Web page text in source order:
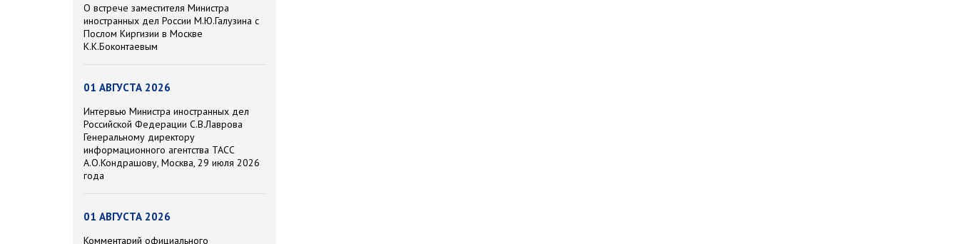
О встрече заместителя Министра
иностранных дел России М.Ю.Галузина с
Послом Киргизии в Москве
К.К.Боконтаевым
01 АВГУСТА 2026
Интервью Министра иностранных дел
Российской Федерации С.В.Лаврова
Генеральному директору
информационного агентства ТАСС
А.О.Кондрашову, Москва, 29 июля 2026
года
01 АВГУСТА 2026
Комментарий официального